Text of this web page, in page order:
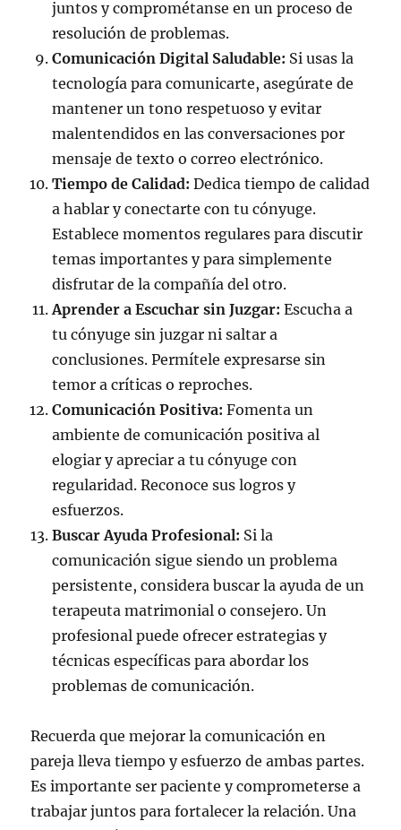
juntos y comprométanse en un proceso de
resolución de problemas.
Comunicación Digital Saludable: Si usas la
tecnología para comunicarte, asegúrate de
mantener un tono respetuoso y evitar
malentendidos en las conversaciones por
mensaje de texto o correo electrónico.
Tiempo de Calidad: Dedica tiempo de calidad
a hablar y conectarte con tu cónyuge.
Establece momentos regulares para discutir
temas importantes y para simplemente
disfrutar de la compañía del otro.
Aprender a Escuchar sin Juzgar: Escucha a
tu cónyuge sin juzgar ni saltar a
conclusiones. Permítele expresarse sin
temor a críticas o reproches.
Comunicación Positiva: Fomenta un
ambiente de comunicación positiva al
elogiar y apreciar a tu cónyuge con
regularidad. Reconoce sus logros y
esfuerzos.
Buscar Ayuda Profesional: Si la
comunicación sigue siendo un problema
persistente, considera buscar la ayuda de un
terapeuta matrimonial o consejero. Un
profesional puede ofrecer estrategias y
técnicas específicas para abordar los
problemas de comunicación.
Recuerda que mejorar la comunicación en
pareja lleva tiempo y esfuerzo de ambas partes.
Es importante ser paciente y comprometerse a
trabajar juntos para fortalecer la relación. Una